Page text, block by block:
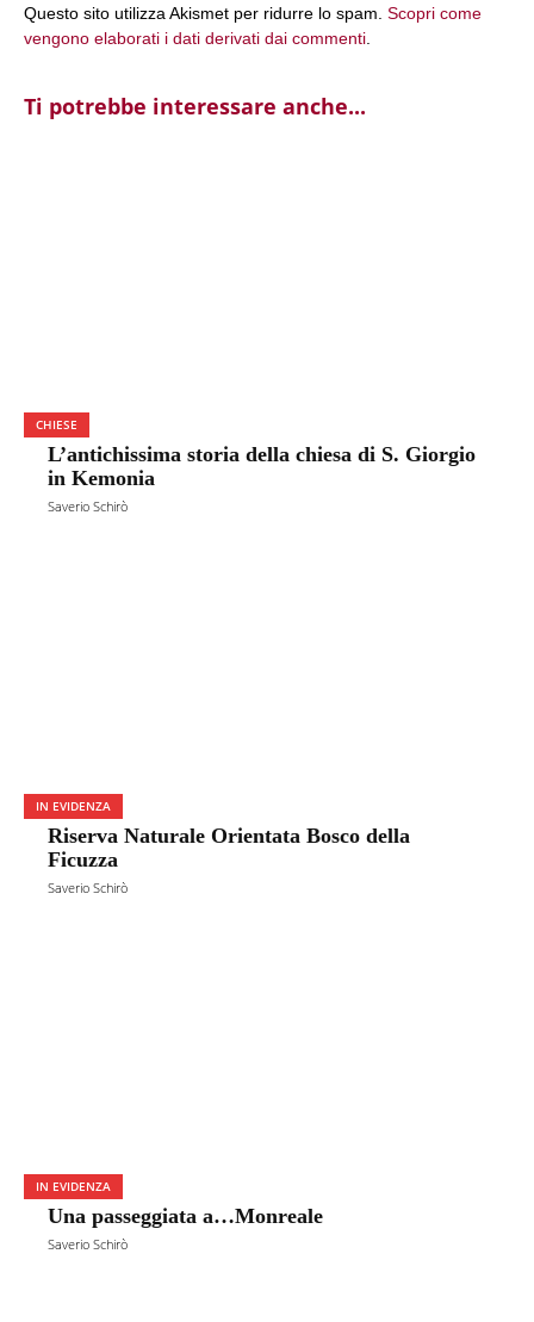
Questo sito utilizza Akismet per ridurre lo spam. Scopri come
vengono elaborati i dati derivati dai commenti
Ti potrebbe interessare anche...
CHIESE
L’antichissima storia della chiesa di S. Giorgio
in Kemonia
Saverio Schirò
IN EVIDENZA
Riserva Naturale Orientata Bosco della
Ficuzza
Saverio Schirò
IN EVIDENZA
Una passeggiata a…Monreale
Saverio Schirò